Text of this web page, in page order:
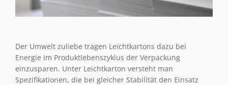
Der Umwelt zuliebe tragen Leichtkartons dazu bei
Energie im Produktlebenszyklus der Verpackung
einzusparen. Unter Leichtkarton versteht man
Spezifikationen, die bei gleicher Stabilität den Einsatz